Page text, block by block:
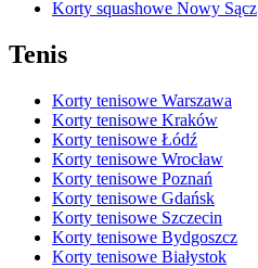
Korty squashowe Nowy Sącz
Tenis
Korty tenisowe Warszawa
Korty tenisowe Kraków
Korty tenisowe Łódź
Korty tenisowe Wrocław
Korty tenisowe Poznań
Korty tenisowe Gdańsk
Korty tenisowe Szczecin
Korty tenisowe Bydgoszcz
Korty tenisowe Białystok